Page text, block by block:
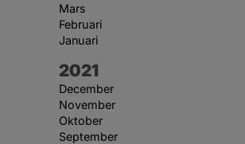
Mars
Februari
Januari
År:
2021
December
November
Oktober
September